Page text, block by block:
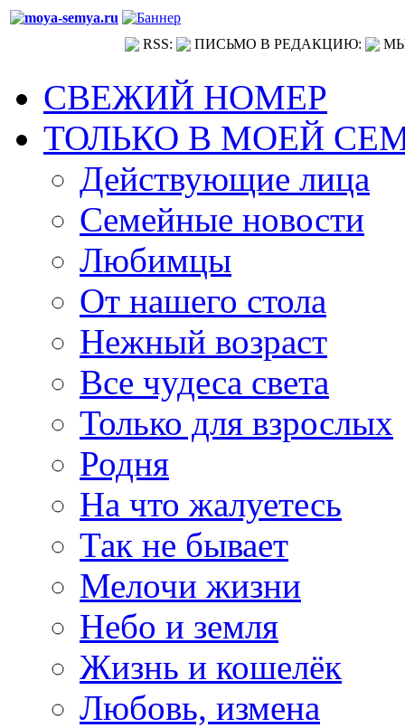
RSS: ПИСЬМО В РЕДАКЦИЮ:
СВЕЖИЙ НОМЕР
ТОЛЬКО В МОЕЙ
Действующие лица
Семейные новости
Любимцы
От нашего стола
Нежный возраст
Все чудеса света
Только для взрослых
Родня
На что жалуетесь
Так не бывает
Мелочи жизни
Небо и земля
Жизнь и кошелёк
Любовь, измена